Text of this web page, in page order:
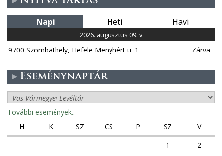
Napi Heti Havi
2026. augusztus 09. v
9700 Szombathely, Hefele Menyhért u. 1. Zárva
Eseménynaptár
További események..
H
K SZ CS P SZ
V
1
2